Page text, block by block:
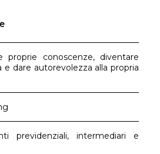
proprie conoscenze, diventare
e dare autorevolezza alla propria
previdenziali, intermediari e